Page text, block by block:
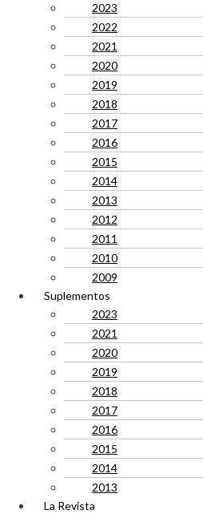
2023
2022
2021
2020
2019
2018
2017
2016
2015
2014
2013
2012
2011
2010
2009
Suplementos
2023
2021
2020
2019
2018
2017
2016
2015
2014
2013
La Revista